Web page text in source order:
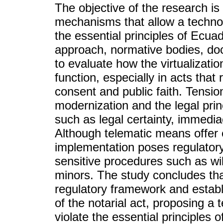
The objective of the research
mechanisms that allow a
the essential principles of
approach, normative bodies,
to evaluate how the
function, especially in acts that
consent and public faith.
modernization and the legal
such as legal certainty,
Although telematic means
implementation poses
sensitive procedures such as
minors. The study concludes
regulatory framework and
of the notarial act, proposing a
violate the essential principles